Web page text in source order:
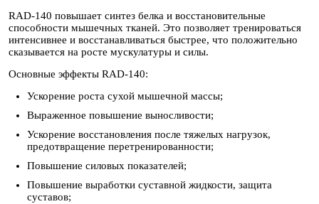
RAD-140 повышает синтез белка и восстановительные
способности мышечных тканей. Это позволяет тренироваться
интенсивнее и восстанавливаться быстрее, что положительно
сказывается на росте мускулатуры и силы.
Основные эффекты RAD-140:
Ускорение роста сухой мышечной массы;
Выраженное повышение выносливости;
Ускорение восстановления после тяжелых нагрузок,
предотвращение перетренированности;
Повышение силовых показателей;
Повышение выработки суставной жидкости, защита
суставов;